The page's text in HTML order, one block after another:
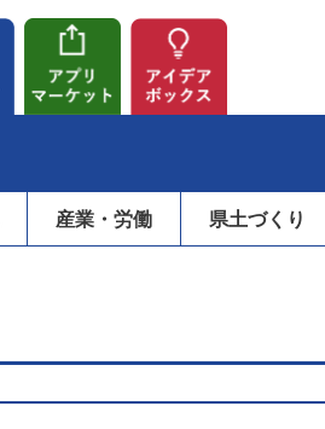
産業・労働 県土づくり